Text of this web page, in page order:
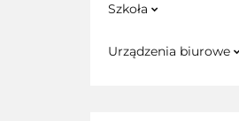
Szkoła
Urządzenia biurowe